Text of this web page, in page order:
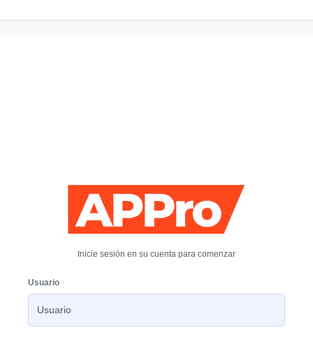
Inicie sesión en su cuenta para comenzar
Usuario